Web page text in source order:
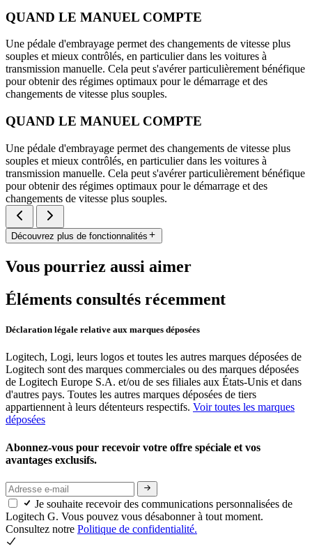
QUAND LE MANUEL COMPTE
Une pédale d'embrayage permet des changements de vitesse plus
souples et mieux contrôlés, en particulier dans les voitures à
transmission manuelle. Cela peut s'avérer particulièrement bénéfique
pour obtenir des régimes optimaux pour le démarrage et des
changements de vitesse plus souples.
QUAND LE MANUEL COMPTE
Une pédale d'embrayage permet des changements de vitesse plus
souples et mieux contrôlés, en particulier dans les voitures à
transmission manuelle. Cela peut s'avérer particulièrement bénéfique
pour obtenir des régimes optimaux pour le démarrage et des
changements de vitesse plus souples.
Découvrez plus de fonctionnalités
Vous pourriez aussi aimer
Éléments consultés récemment
Déclaration légale relative aux marques déposées
Logitech, Logi, leurs logos et toutes les autres marques déposées de
Logitech sont des marques commerciales ou des marques déposées
de Logitech Europe S.A. et/ou de ses filiales aux États-Unis et dans
d'autres pays. Toutes les autres marques déposées de tiers
appartiennent à leurs détenteurs respectifs. Voir toutes les marques
déposées
Abonnez-vous pour recevoir votre offre spéciale et vos
avantages exclusifs.
Je souhaite recevoir des communications personnalisées de
Logitech G. Vous pouvez vous désabonner à tout moment.
Consultez notre Politique de confidentialité.